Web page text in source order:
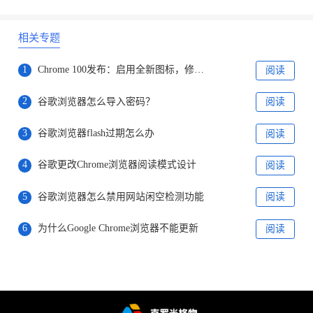
相关专题
1 Chrome 100发布：启用全新图标，修复28个安全漏洞 阅读
2 谷歌浏览器怎么导入密码？ 阅读
3 谷歌浏览器flash过期怎么办 阅读
4 谷歌更改Chrome浏览器阅读模式设计 阅读
5 谷歌浏览器怎么禁用网站闲空检测功能 阅读
6 为什么Google Chrome浏览器不能更新 阅读